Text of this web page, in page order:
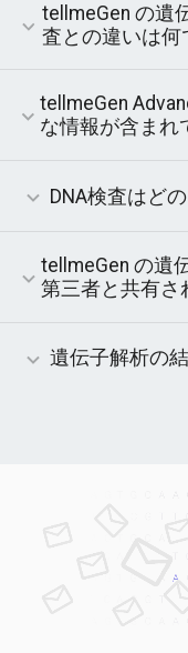
tellmeGen の遺
査との違いは何
量のデータをご利用
結果は継続的に更新
tellmeGen
な情報が含まれ
ス、祖先に関する430
DNA検査はど
遺伝子分析の1つを
遺伝学者は結果の読
tellmeGen の遺
第三者と共有さ
化されたコードに変
遺伝子解析の